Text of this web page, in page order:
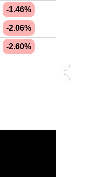
-1.46%
-2.06%
-2.60%